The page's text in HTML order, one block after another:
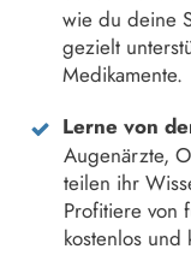
wie du deine
gezielt
Medikamente.
Lerne von
Augenärzte,
teilen ihr
Profitiere von
kostenlos und